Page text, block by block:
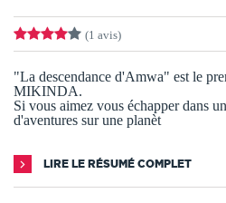
(1 avis)
"La descendance d'Amwa" est le
MIKINDA.
Si vous aimez vous échapper dans
d'aventures sur une planèt
LIRE LE RÉSUMÉ COMPLET